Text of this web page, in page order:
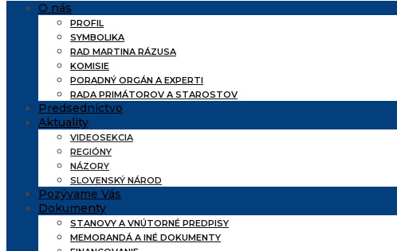
O nás
PROFIL
SYMBOLIKA
RAD MARTINA RÁZUSA
KOMISIE
PORADNÝ ORGÁN A EXPERTI
RADA PRIMÁTOROV A STAROSTOV
Predsedníctvo
Aktuality
VIDEOSEKCIA
REGIÓNY
NÁZORY
SLOVENSKÝ NÁROD
Pozývame Vás
Dokumenty
STANOVY A VNÚTORNÉ PREDPISY
MEMORANDÁ A INÉ DOKUMENTY